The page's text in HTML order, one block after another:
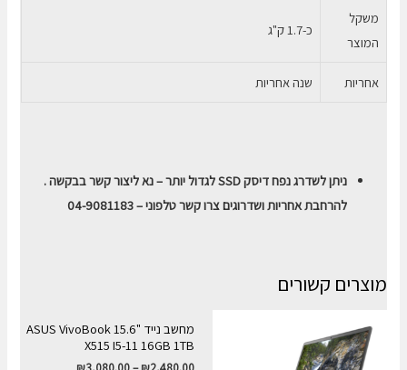
משקל
המוצר
כ-1.7 ק"ג
אחריות שנה אחריות
ניתן לשדרג נפח דיסק SSD לגדול יותר – נא ליצור קשר בבקשה .
להרחבת אחריות ושדרוגים צרו קשר טלפוני – 04-9081183
מוצרים קשורים
מחשב נייד "15.6 ASUS VivoBook
X515 I5-11 16GB 1TB